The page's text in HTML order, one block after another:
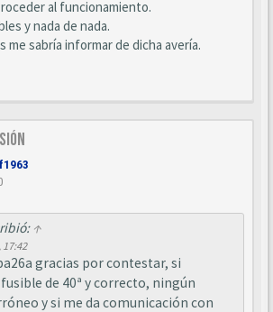
al funcionamiento.
y nada de nada.
me sabría informar de dicha avería.
↑
17:42
gracias por contestar, si
de 40ª y correcto, ningún
y si me da comunicación con